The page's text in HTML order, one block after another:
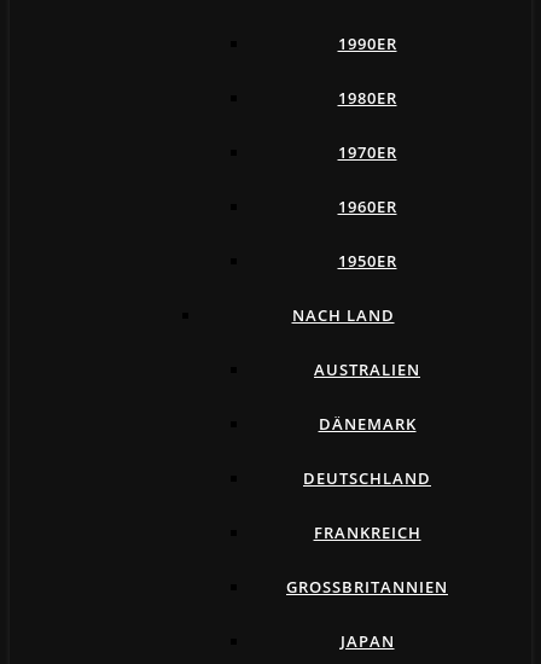
1990ER
1980ER
1970ER
1960ER
1950ER
NACH LAND
AUSTRALIEN
DÄNEMARK
DEUTSCHLAND
FRANKREICH
GROSSBRITANNIEN
JAPAN